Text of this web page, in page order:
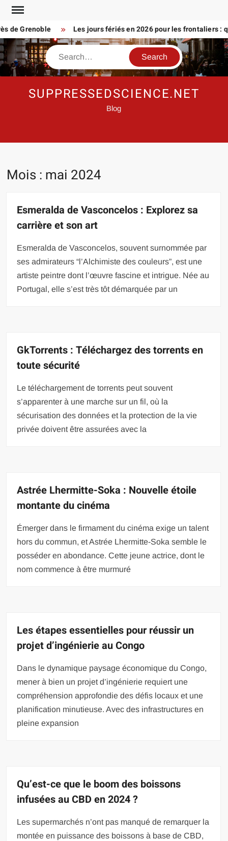
Skip
content
Grenoble Les jours fériés en 2026 pour les frontaliers : que
Search
SUPPRESSEDSCIENCE.NET
Blog
Mois : mai 2024
Esmeralda de Vasconcelos : Explorez sa
carrière et son art
Esmeralda de Vasconcelos, souvent surnommée par
ses admirateurs “l’Alchimiste des couleurs”, est une
artiste peintre dont l’œuvre fascine et intrigue. Née au
Portugal, elle s’est très tôt démarquée par un
GkTorrents : Téléchargez des torrents en
toute sécurité
Le téléchargement de torrents peut souvent
s’apparenter à une marche sur un fil, où la
sécurisation des données et la protection de la vie
privée doivent être assurées avec la
Astrée Lhermitte-Soka : Nouvelle étoile
montante du cinéma
Émerger dans le firmament du cinéma exige un talent
hors du commun, et Astrée Lhermitte-Soka semble le
posséder en abondance. Cette jeune actrice, dont le
nom commence à être murmuré
Les étapes essentielles pour réussir un
projet d’ingénierie au Congo
Dans le dynamique paysage économique du Congo,
mener à bien un projet d’ingénierie requiert une
compréhension approfondie des défis locaux et une
planification minutieuse. Avec des infrastructures en
pleine expansion
Qu’est-ce que le boom des boissons
infusées au CBD en 2024 ?
Les supermarchés n’ont pas manqué de remarquer la
montée en puissance des boissons à base de CBD,